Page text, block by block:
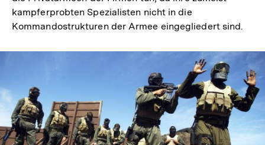
kampferprobten Spezialisten nicht in die
Kommandostrukturen der Armee eingegliedert sind.